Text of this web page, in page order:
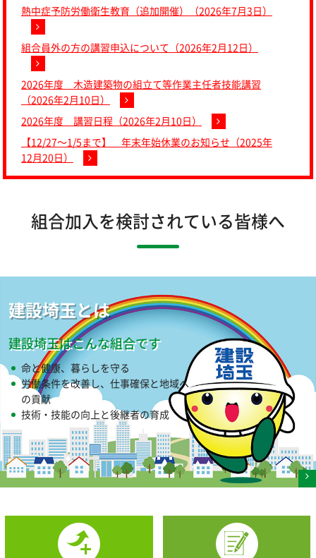
熱中症予防労働衛生教育（追加開催）（2026年7月3日）
組合員外の方の講習申込について（2026年2月12日）
2026年度 木造建築物の組立て等作業主任者技能講習
（2026年2月10日）
2026年度 講習日程（2026年2月10日）
【12/27～1/5まで】 年末年始休業のお知らせ（2025年
12月20日）
組合加入を検討されている皆様へ
建設埼玉とは
建設埼玉はこんな組合です
命と健康、暮らしを守る
労働条件を改善し、仕事確保と地域へ
の貢献
技術・技能の向上と後継者の育成